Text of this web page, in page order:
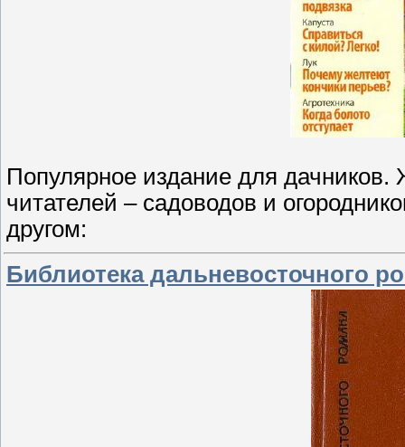
Популярное издание для
читателей – садоводов и
другом:
Библиотека дальневосточного